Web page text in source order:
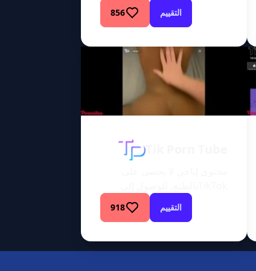
متوقعة للغاية؟ هل تساءلت يومًا
ما إذا كان هناك مكان يندمج فيه
الواجهة الجديدة الصديقة للهواتف
الذكية التي نحبها جميعًا؟ حسنًا،
أيها المتحمسون للمحتوى
المخصص للبالغين، مرحبًا بكم
ثورة في مفهومنا للمحتوى […]
التقييم 856
Tik Porn Tube
Tik Porn Tube، تحتاج إلى
“الأنشطة”. موقع Tik Porn
لدرجة أنه على وشك الاشتعال،
التقييم 918